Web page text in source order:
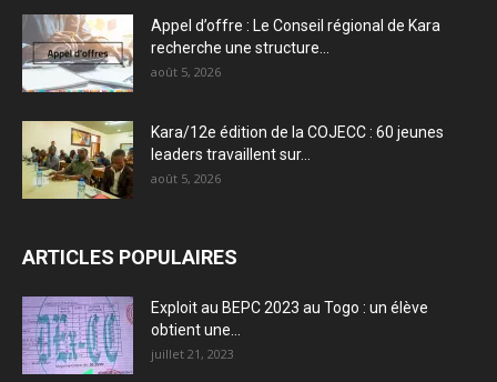
Appel d’offre : Le Conseil régional de Kara
recherche une structure...
août 5, 2026
Kara/12e édition de la COJECC : 60 jeunes
leaders travaillent sur...
août 5, 2026
ARTICLES POPULAIRES
Exploit au BEPC 2023 au Togo : un élève
obtient une...
juillet 21, 2023